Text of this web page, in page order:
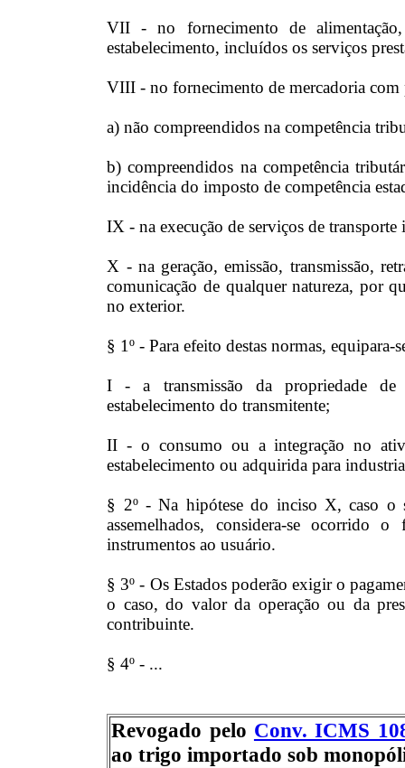
VII - no fornecimento de
estabelecimento, incluídos os serviços
VIII - no fornecimento de mercadoria com
a) não compreendidos na competência
b) compreendidos na competência
incidência do imposto de competência
IX - na execução de serviços de
X - na geração, emissão, transmissão,
comunicação de qualquer natureza, por
no exterior.
§ 1º - Para efeito destas normas, equipara-
I - a transmissão da propriedade de
estabelecimento do transmitente;
II - o consumo ou a integração no
estabelecimento ou adquirida para
§ 2º - Na hipótese do inciso X, caso o
assemelhados, considera-se ocorrido
instrumentos ao usuário.
§ 3º - Os Estados poderão exigir o
o caso, do valor da operação ou da
contribuinte.
§ 4º - ...
Revogado pelo Conv. ICMS
ao trigo importado sob